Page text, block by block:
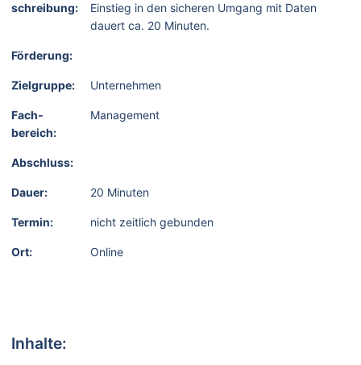
schreibung:
Einstieg in den sicheren Umgang mit Daten
dauert ca. 20 Minuten.
Förderung:
Zielgruppe: Unternehmen
Fach­
bereich:
Management
Abschluss:
Dauer: 20 Minuten
Termin: nicht zeitlich gebunden
Ort: Online
Inhalte: